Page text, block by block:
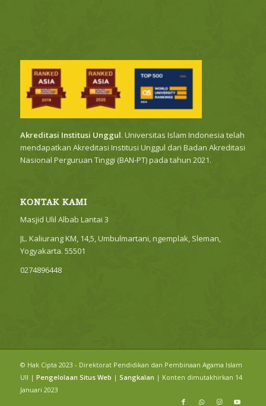
Akreditasi Institusi Unggul. Universitas Islam Indonesia telah
mendapatkan Akreditasi Institusi Unggul dari Badan Akreditasi
Nasional Perguruan Tinggi (BAN-PT) pada tahun 2021.
KONTAK KAMI
Masjid Ulil Albab Lantai 3
JL. Kaliurang KM, 14,5, Umbulmartani, ngemplak, Sleman,
Yogyakarta. 55501
0274896448
© Hak Cipta 2023 - Direktorat Pendidikan dan Pembinaan Agama Islam
UII | Pengelolaan Situs Web | Sangkalan | Konten dimutakhirkan 14
Januari 2023